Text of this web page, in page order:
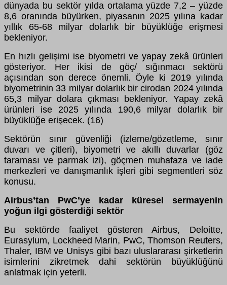
dünyada bu sektör yılda ortalama yüzde 7,2 – yüzde
8,6 oranında büyürken, piyasanın 2025 yılına kadar
yıllık 65-68 milyar dolarlık bir büyüklüğe erişmesi
bekleniyor.
En hızlı gelişimi ise biyometri ve yapay zekâ ürünleri
gösteriyor. Her ikisi de göç/ sığınmacı sektörü
açısından son derece önemli. Öyle ki 2019 yılında
biyometrinin 33 milyar dolarlık bir cirodan 2024 yılında
65,3 milyar dolara çıkması bekleniyor. Yapay zekâ
ürünleri ise 2025 yılında 190,6 milyar dolarlık bir
büyüklüğe erişecek. (16)
Sektörün sınır güvenliği (izleme/gözetleme, sınır
duvarı ve çitleri), biyometri ve akıllı duvarlar (göz
taraması ve parmak izi), göçmen muhafaza ve iade
merkezleri ve danışmanlık işleri gibi segmentleri söz
konusu.
Airbus’tan PwC’ye kadar küresel sermayenin
yoğun ilgi gösterdiği sektör
Bu sektörde faaliyet gösteren Airbus, Deloitte,
Eurasylum, Lockheed Marin, PwC, Thomson Reuters,
Thaler, IBM ve Unisys gibi bazı uluslararası şirketlerin
isimlerini zikretmek dahi sektörün büyüklüğünü
anlatmak için yeterli.